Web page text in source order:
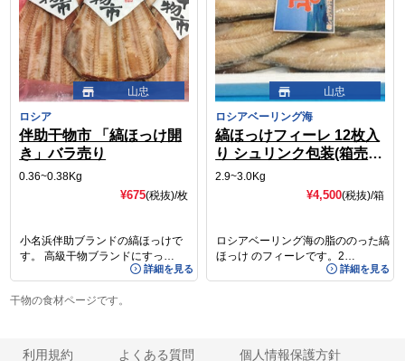
山忠
ロシア
伴助干物市 「縞ほっけ開
き」バラ売り
0.36~0.38Kg
¥675(税抜)/枚
小名浜伴助ブランドの縞ほっけで
す。 高級干物ブランドにすっ…
詳細を見る
山忠
ロシアベーリング海
縞ほっけフィーレ 12枚入
り シュリンク包装(箱売
り) (@¥330)
2.9~3.0Kg
¥4,500(税抜)/箱
ロシアベーリング海の脂ののった縞
ほっけ のフィーレです。2…
詳細を見る
干物の食材ページです。
利用規約 よくある質問 個人情報保護方針